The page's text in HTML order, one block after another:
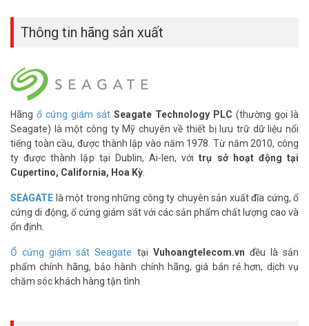
– Dung lượng: 1000GB
– Chuẩn HDD 3.5″ | SATA3 6Gb/s
– Cache: 64MB
– Tích hợp AgileArray Firmware
Quý khách có nhu cầu tư vấn và giá bán ổ cứng Seagate
ST1000VN002 tốt nhất thị trường, xin liên hệ Hotline 1900.9259 để
được tư vấn tốt nhất. Tham khảo thêm thông tin tạiFacebook
Vuhoangtelecomnhé.
Thông tin hãng sản xuất
Hãng ổ cứng giám sát Seagate Technology PLC (thường gọi là
Seagate) là một công ty Mỹ chuyên về thiết bị lưu trữ dữ liệu nổi
tiếng toàn cầu, được thành lập vào năm 1978. Từ năm 2010, công
ty được thành lập tại Dublin, Ai-len, vớitrụ sở hoạt động tại
Cupertino, California, Hoa Kỳ
SEAGATE là một trong những công ty chuyên sản xuất đĩa cứng, ổ
cứng di động, ổ cứng giám sát với các sản phẩm chất lượng cao và
ổn định.
Ổ cứng giám sát Seagate tại Vuhoangtelecom.vn đều là sản
phẩm chính hãng, bảo hành chính hãng, giá bán rẻ hơn, dịch vụ
chăm sóc khách hàng tận tình.